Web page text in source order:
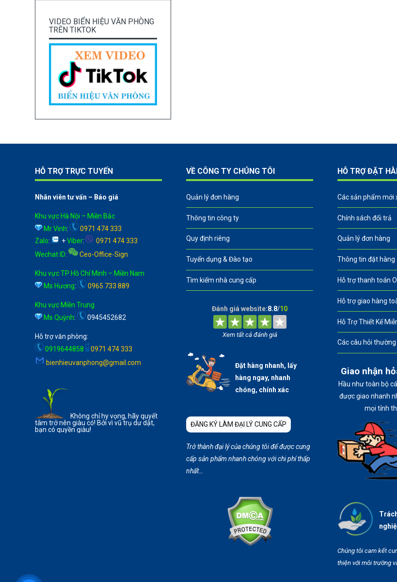
VIDEO BIỂN HIỆU VĂN PHÒNG
TRÊN TIKTOK
HỖ TRỢ TRỰC TUYẾN
Nhân viên tư vấn – Báo giá
Khu vực Hà Nội – Miền Bắc
Mr Vinh:
0971 474 333
Zalo: +Viber:
0971 474 333
Wechat ID: Ceo-Office-Sign
Khu vực TP Hồ Chí Minh – Miền Nam
Ms Hương: 0965 733 889
Khu vực Miền Trung
Ms Quỳnh: 0945452682
Hỗ trợ văn phòng:
0919644858
0971 474 333
bienhieuvanphong@gmail.com
Không chỉ hy vọng, hãy quyết
tâm trở nên giàu có! Bởi vì vũ trụ dư dật,
bạn có quyền giàu!
VỀ CÔNG TY CHÚNG TÔI
Quản lý đơn hàng
Thông tin công ty
Quy định riêng
Tuyển dụng & Đào tạo
Tìm kiếm nhà cung cấp
Đánh giá website:8.8/10
Xem tất cả đánh giá
Đặt hàng nhanh, lấy
hàng ngay, nhanh
chóng, chính xác
ĐĂNG KÝ LÀM ĐẠI LÝ CUNG CẤP
Trở thành đại lý của chúng tôi để được cung
cấp sản phẩm nhanh chóng với chi phí thấp
nhất…
HỖ TRỢ ĐẶT
Các sản phẩm mới
Chính sách đổi trả
Quản lý đơn hàng
Thông tin đặt hàng
Hỗ trợ thanh toán
Hỗ trợ giao hàng
Hỗ Trợ Thiết Kế
Các câu hỏi thường
Giao nhận
Hầu như toàn bộ
được giao nhanh
mọi tỉnh
Chúng tôi cam kết
thiện với môi trường